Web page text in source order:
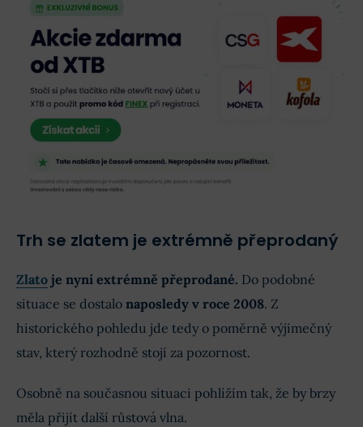
Trh se zlatem je extrémně přeprodaný
Zlato je nyní extrémně přeprodané. Do podobné
situace se dostalo naposledy v roce 2008. Z
historického pohledu jde tedy o poměrně výjimečný
stav, který rozhodně stojí za pozornost.
Osobně na současnou situaci pohlížím tak, že by brzy
měla přijít další růstová vlna.